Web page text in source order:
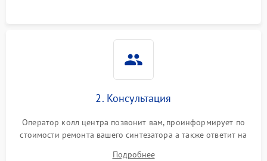
2. Консультация
Оператор колл центра позвонит вам, проинформирует по
стоимости ремонта вашего синтезатора а также ответит на
Подробнее